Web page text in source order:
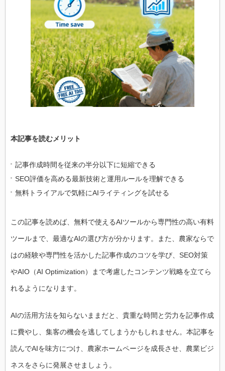
本記事を読むメリット
記事作成時間を従来の半分以下に短縮できる
SEO評価を高める最新技術と運用ルールを理解できる
無料トライアルで気軽にAIライティングを試せる
この記事を読めば、無料で使えるAIツールから専門性の高い有料
ツールまで、最適なAIの選び方が分かります。また、農家ならで
はの経験や専門性を活かした記事作成のコツを学び、SEO対策
やAIO（AI Optimization）まで考慮したコンテンツ戦略を立てら
れるようになります。
AIの活用方法を知らないままだと、貴重な時間と労力を記事作成
に費やし、集客の機会を逃してしまうかもしれません。本記事を
読んでAIを味方につけ、農家ホームページを成長させ、農業ビジ
ネスをさらに発展させましょう。